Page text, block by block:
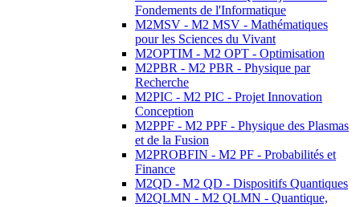
Fondements de l'Informatique
M2MSV - M2 MSV - Mathématiques
pour les Sciences du Vivant
M2OPTIM - M2 OPT - Optimisation
M2PBR - M2 PBR - Physique par
Recherche
M2PIC - M2 PIC - Projet Innovation
Conception
M2PPF - M2 PPF - Physique des Plasmas
et de la Fusion
M2PROBFIN - M2 PF - Probabilités et
Finance
M2QD - M2 QD - Dispositifs Quantiques
M2QLMN - M2 QLMN - Quantique,